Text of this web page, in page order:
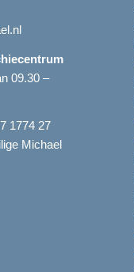
09.30 –
1774 27
Michael